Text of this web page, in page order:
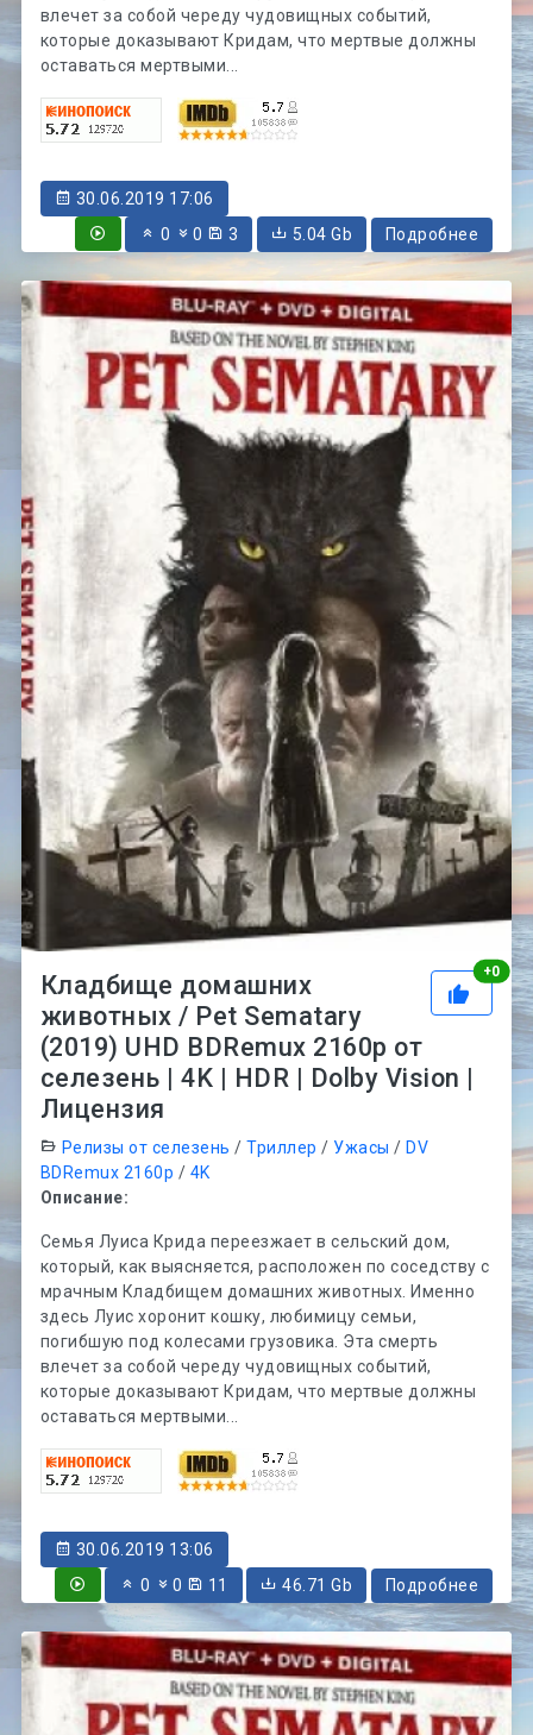
влечет за собой череду чудовищных событий,
которые доказывают Кридам, что мертвые должны
оставаться мертвыми...
30.06.2019 17:06
0
0 3 5.04 Gb Подробнее
+0
Кладбище домашних
животных / Pet Sematary
(2019) UHD BDRemux 2160p от
селезень | 4K | HDR | Dolby Vision |
Лицензия
Релизы от селезень /Триллер / Ужасы / DV
BDRemux 2160p / 4K
Описание:
Семья Луиса Крида переезжает в сельский дом,
который, как выясняется, расположен по соседству с
мрачным Кладбищем домашних животных. Именно
здесь Луис хоронит кошку, любимицу семьи,
погибшую под колесами грузовика. Эта смерть
влечет за собой череду чудовищных событий,
которые доказывают Кридам, что мертвые должны
оставаться мертвыми...
30.06.2019 13:06
0
0 11 46.71 Gb Подробнее